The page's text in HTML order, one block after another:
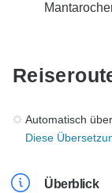
Automatisch
Diese
Überblick